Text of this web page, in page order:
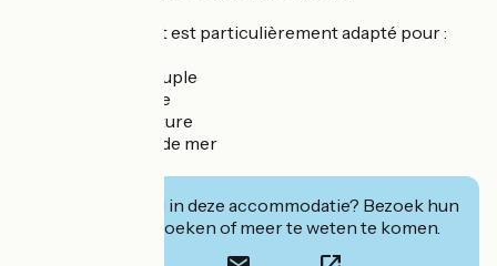
Cet établissement est particulièrement adapté pour :
✔ Escapade en couple
✔ Séjour en famille
✔ Séjour sans voiture
✔ Séjour en bord de mer
Geïnteresseerd in deze accommodatie? Bezoek hun
website om te boeken of meer te weten te komen.